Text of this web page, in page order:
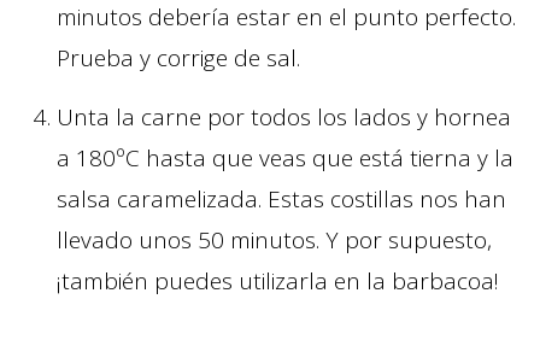
minutos debería estar en el punto perfecto.
Prueba y corrige de sal.
Unta la carne por todos los lados y hornea
a 180ºC hasta que veas que está tierna y la
salsa caramelizada. Estas costillas nos han
llevado unos 50 minutos. Y por supuesto,
¡también puedes utilizarla en la barbacoa!